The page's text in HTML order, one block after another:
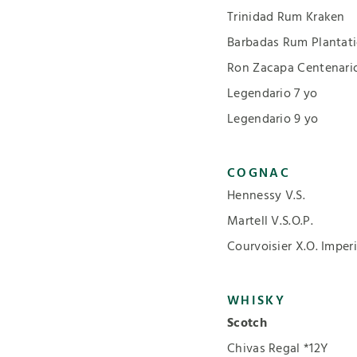
Trinidad Rum Kraken
Barbadas Rum
Ron Zacapa
Legendario 7 yo
Legendario 9 yo
COGNAC
Hennessy V.S.
Martell V.S.O.P.
Courvoisier X.O.
WHISKY
Scotch
Chivas Regal *12Y